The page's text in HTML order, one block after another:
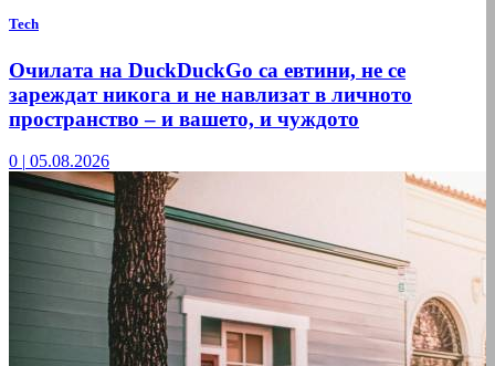
Tech
Очилата на DuckDuckGo са евтини, не се
зареждат никога и не навлизат в личното
пространство – и вашето, и чуждото
0 | 05.08.2026